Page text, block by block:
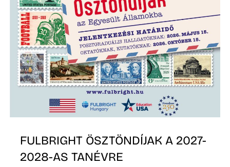
FULBRIGHT ÖSZTÖNDÍJAK A 2027-
2028-AS TANÉVRE